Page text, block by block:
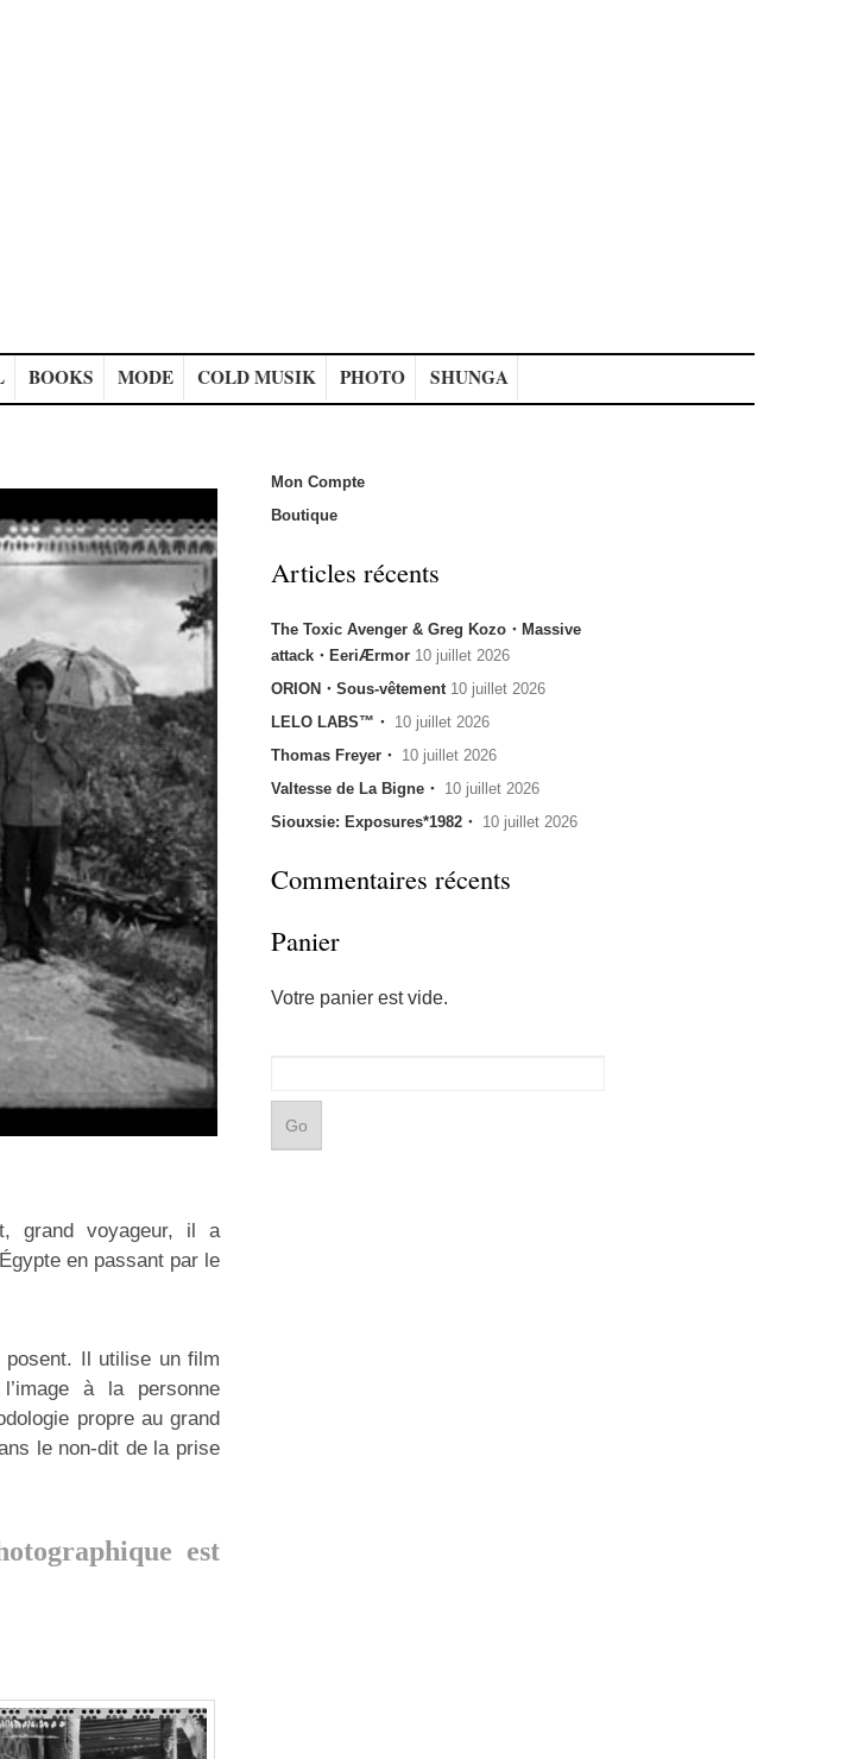
BOOKS MODE COLD MUSIK PHOTO SHUNGA
grand voyageur, il a
en passant par le
Il utilise un film
à la personne
propre au grand
le non-dit de la prise
est
Mon Compte
Boutique
Articles récents
The Toxic Avenger & Greg Kozo・Massive
attack・EeriÆrmor 10 juillet 2026
ORION・Sous-vêtement 10 juillet 2026
LELO LABS™・ 10 juillet 2026
Thomas Freyer・ 10 juillet 2026
Valtesse de La Bigne・ 10 juillet 2026
Siouxsie: Exposures*1982・ 10 juillet 2026
Commentaires récents
Panier
Votre panier est vide.